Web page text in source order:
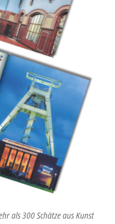
als 300 Schätze aus Kunst